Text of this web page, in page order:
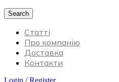
Search
Статті
Про компанію
Доставка
Контакти
Login / Register